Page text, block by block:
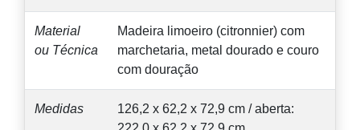
Material
ou Técnica
Madeira limoeiro (citronnier) com
marchetaria, metal dourado e couro
com douração
Medidas
126,2 x 62,2 x 72,9 cm / aberta: